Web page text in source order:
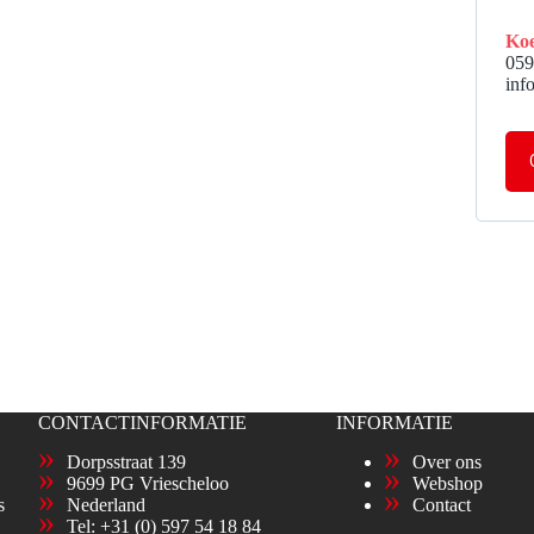
CONTACTINFORMATIE
Dorpsstraat 139
9699 PG Vriescheloo
Nederland
Tel: +31 (0) 597 54 18 84
INFORMATIE
Over ons
Webshop
Contact